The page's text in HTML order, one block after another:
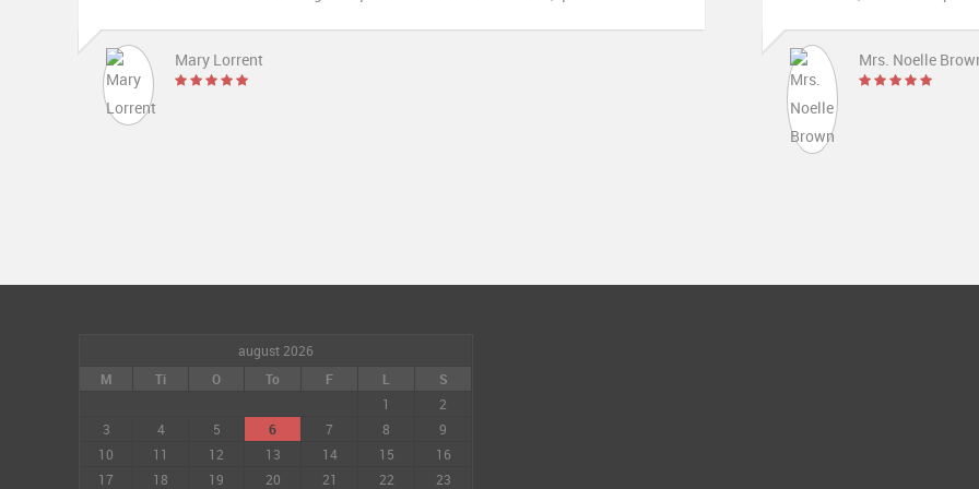
august 2026
M
Ti O To F L
S
1
2
3
4 5 6 7 8
9
10
11 12 13 14 15
16
17
18 19 20 21 22 23